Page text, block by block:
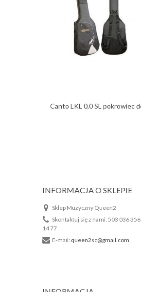
Canto LKL 0,0 SL pokrowiec
INFORMACJA O SKLEPIE
Sklep Muzyczny Queen2
Skontaktuj się z nami: 503 036
14 77
E-mail: queen2sc@gmail.com